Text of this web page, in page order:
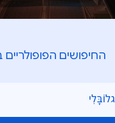
החיפושים הפופולריים
גלוֹבָּלִי